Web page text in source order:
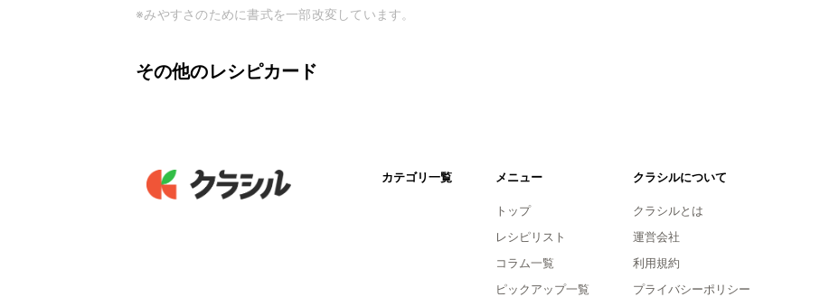
※みやすさのために書式を一部改変しています。
その他のレシピカード
カテゴリ一覧 メニュー
トップ
レシピリスト
コラム一覧
ピックアップ一覧
クラシルについて
クラシルとは
運営会社
利用規約
プライバシーポリシー